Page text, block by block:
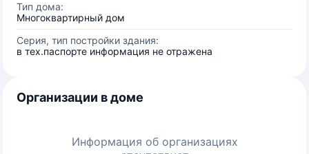
Тип дома:
Многоквартирный дом
Серия, тип постройки здания:
в тех.паспорте информация не отражена
Организации в доме
Информация об организациях